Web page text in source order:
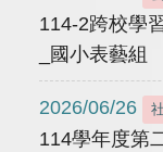
114-2跨校學
_國小表藝組
2026/06/26
114學年度第